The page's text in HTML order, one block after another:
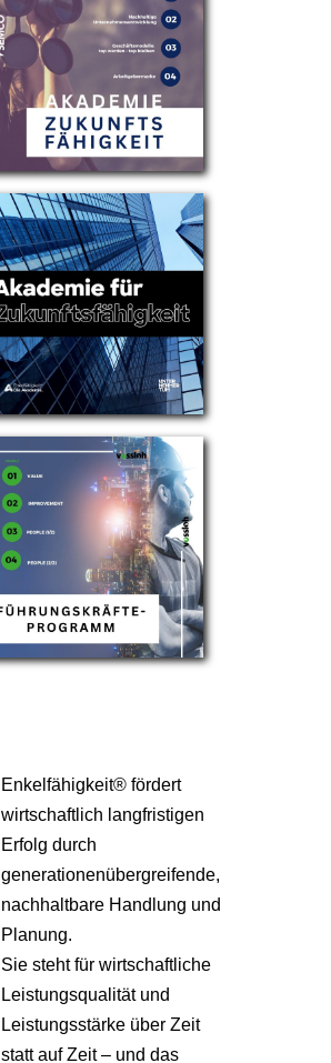
Partner
Über uns
Enkelfähigkeit® fördert
wirtschaftlich langfristigen
Erfolg durch
generationenübergreifende,
nachhaltbare Handlung und
Planung.
Sie steht für wirtschaftliche
Leistungsqualität und
Leistungsstärke über Zeit
statt auf Zeit – und das